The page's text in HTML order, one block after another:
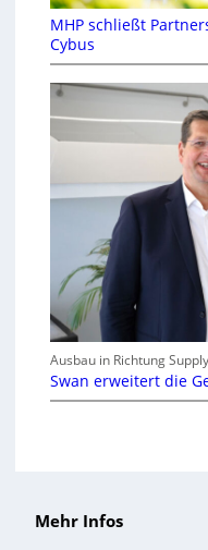
MHP schließt
Cybus
Ausbau in Richtung
Swan erweitert die
Mehr Infos